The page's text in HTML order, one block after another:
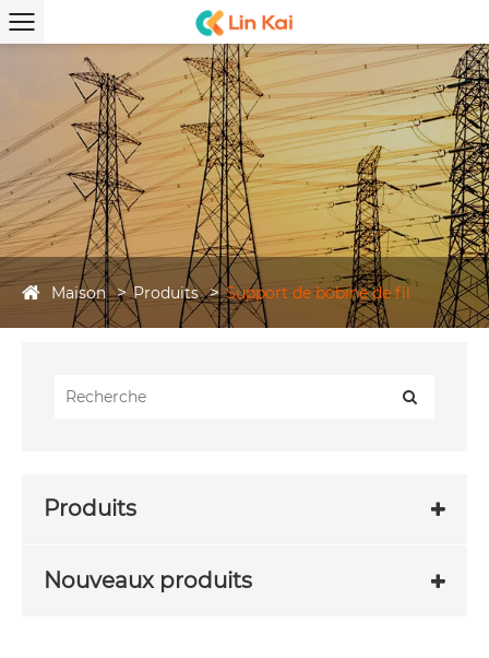
Maison Produits Support de bobine de fil
Produits
Nouveaux produits